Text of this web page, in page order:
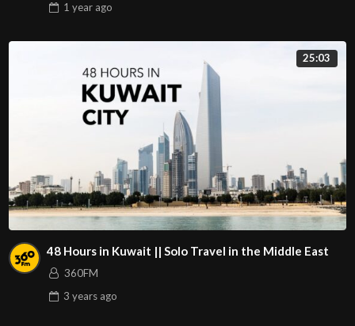
1 yearago
25:03
48 Hours in Kuwait || Solo Travel in the Middle East
360FM
3 yearsago